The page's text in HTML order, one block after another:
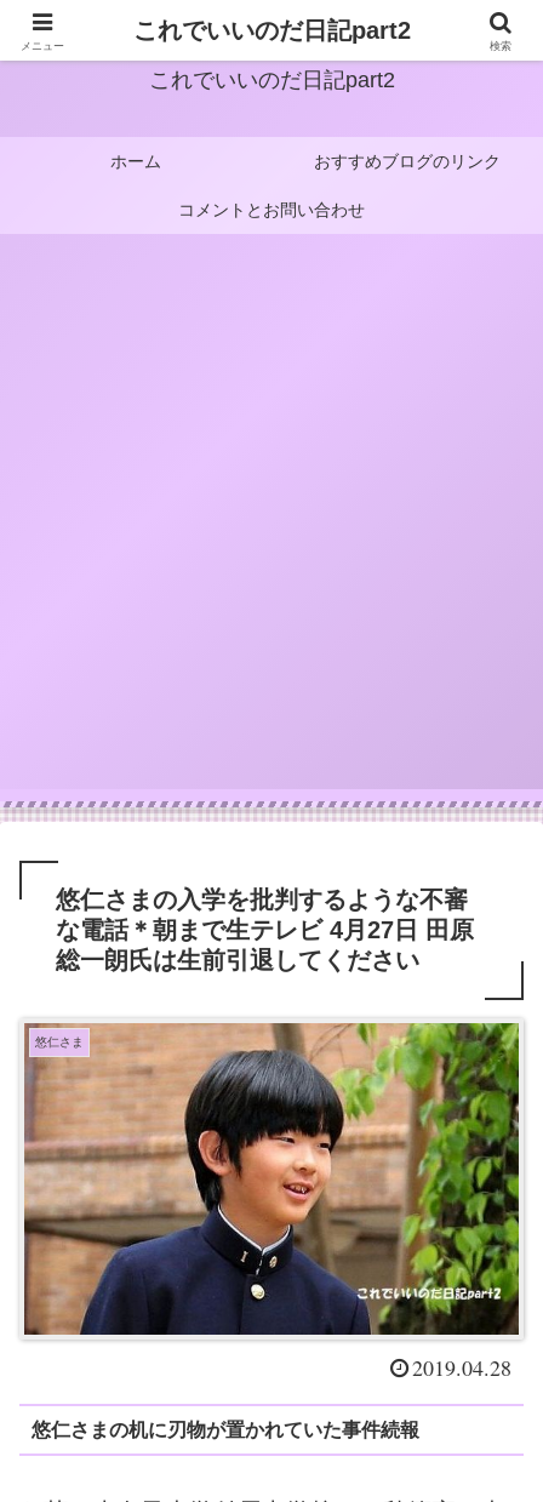
これでいいのだ日記part2
ホーム おすすめブログのリンク
コメントとお問い合わせ
悠仁さまの入学を批判するような不審
な電話＊朝まで生テレビ 4月27日 田原
総一朗氏は生前引退してください
悠仁さま
2019.04.28
悠仁さまの机に刃物が置かれていた事件続報
メニュー
これでいいのだ日記part2
検索